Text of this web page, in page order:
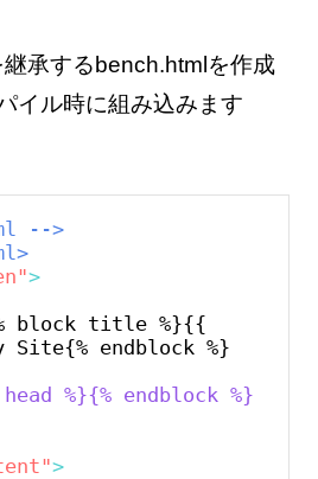
承するbench.htmlを作成
イル時に組み込みます
-->
>
block title %}{{
endblock %}
head %}{% endblock %}
>